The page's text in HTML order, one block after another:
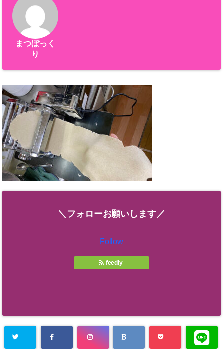
まつぼっく
り
＼フォローお願いします／
Follow
feedly